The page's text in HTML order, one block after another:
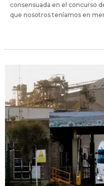
consensuada en el concurso
que nosotros teníamos en